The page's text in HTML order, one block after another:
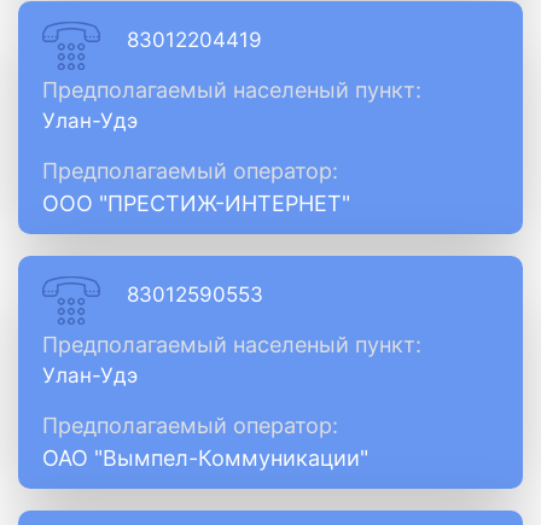
83012204419
Предполагаемый населеный пункт:
Улан-Удэ
Предполагаемый оператор:
ООО "ПРЕСТИЖ-ИНТЕРНЕТ"
83012590553
Предполагаемый населеный пункт:
Улан-Удэ
Предполагаемый оператор:
ОАО "Вымпел-Коммуникации"